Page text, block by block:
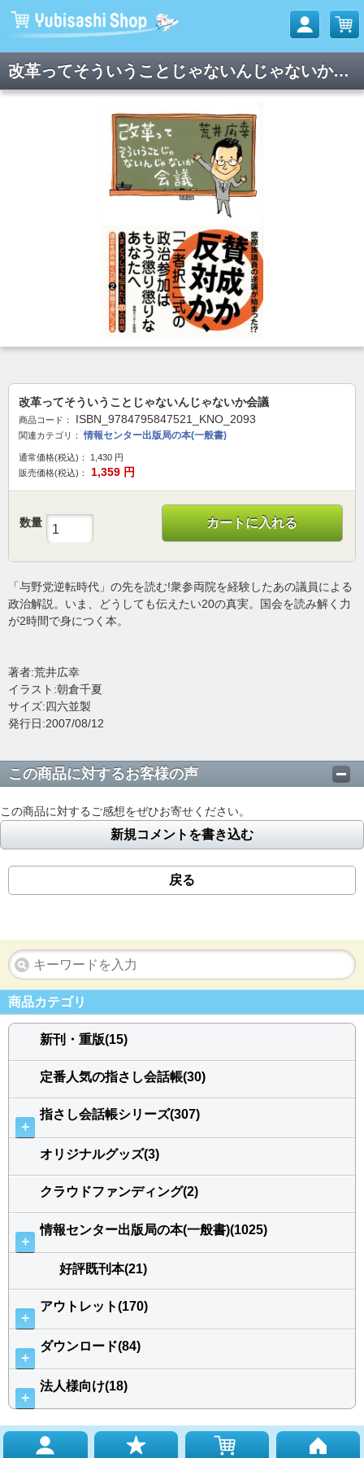
改革ってそういうことじゃないんじゃないか会議
改革ってそういうことじゃないんじゃないか会議
商品コード： ISBN_9784795847521_KNO_2093
関連カテゴリ： 情報センター出版局の本(一般書)
通常価格(税込)： 1,430 円
販売価格(税込)：
1,359 円
数量 カートに入れる
「与野党逆転時代」の先を読む!衆参両院を経験したあの議員による
政治解説。いま、どうしても伝えたい20の真実。国会を読み解く力
が2時間で身につく本。
著者:荒井広幸
イラスト:朝倉千夏
サイズ:四六並製
発行日:2007/08/12
この商品に対するお客様の声
この商品に対するご感想をぜひお寄せください。
新規コメントを書き込む
戻る
商品カテゴリ
新刊・重版(15)
定番人気の指さし会話帳(30)
＋
指さし会話帳シリーズ(307)
オリジナルグッズ(3)
クラウドファンディング(2)
＋
情報センター出版局の本(一般書)(1025)
好評既刊本(21)
＋
アウトレット(170)
＋
ダウンロード(84)
＋
法人様向け(18)